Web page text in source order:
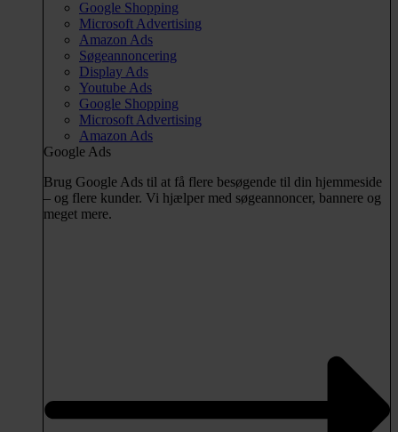
Google Shopping
Microsoft Advertising
Amazon Ads
Søgeannoncering
Display Ads
Youtube Ads
Google Shopping
Microsoft Advertising
Amazon Ads
Google Ads
Brug Google Ads til at få flere besøgende til din hjemmeside
– og flere kunder. Vi hjælper med søgeannoncer, bannere og
meget mere.